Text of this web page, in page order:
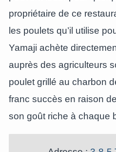
propriétaire de ce
les poulets qu’il utilise
Yamaji achète
auprès des agriculteurs
poulet grillé au charbon
franc succès en raison
son goût riche à chaque